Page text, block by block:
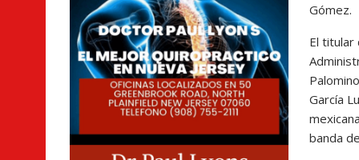
Gómez.
El titular
García
banda